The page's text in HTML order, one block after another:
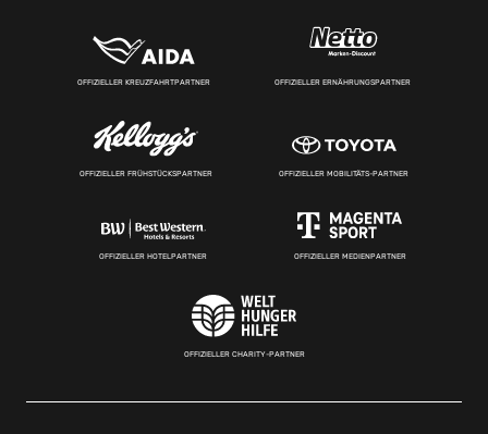
OFFIZIELLER KREUZFAHRTPARTNER OFFIZIELLER ERNÄHRUNGSPARTNER
OFFIZIELLER FRÜHSTÜCKSPARTNER OFFIZIELLER MOBILITÄTS-PARTNER
OFFIZIELLER HOTELPARTNER OFFIZIELLER MEDIENPARTNER
OFFIZIELLER CHARITY-PARTNER